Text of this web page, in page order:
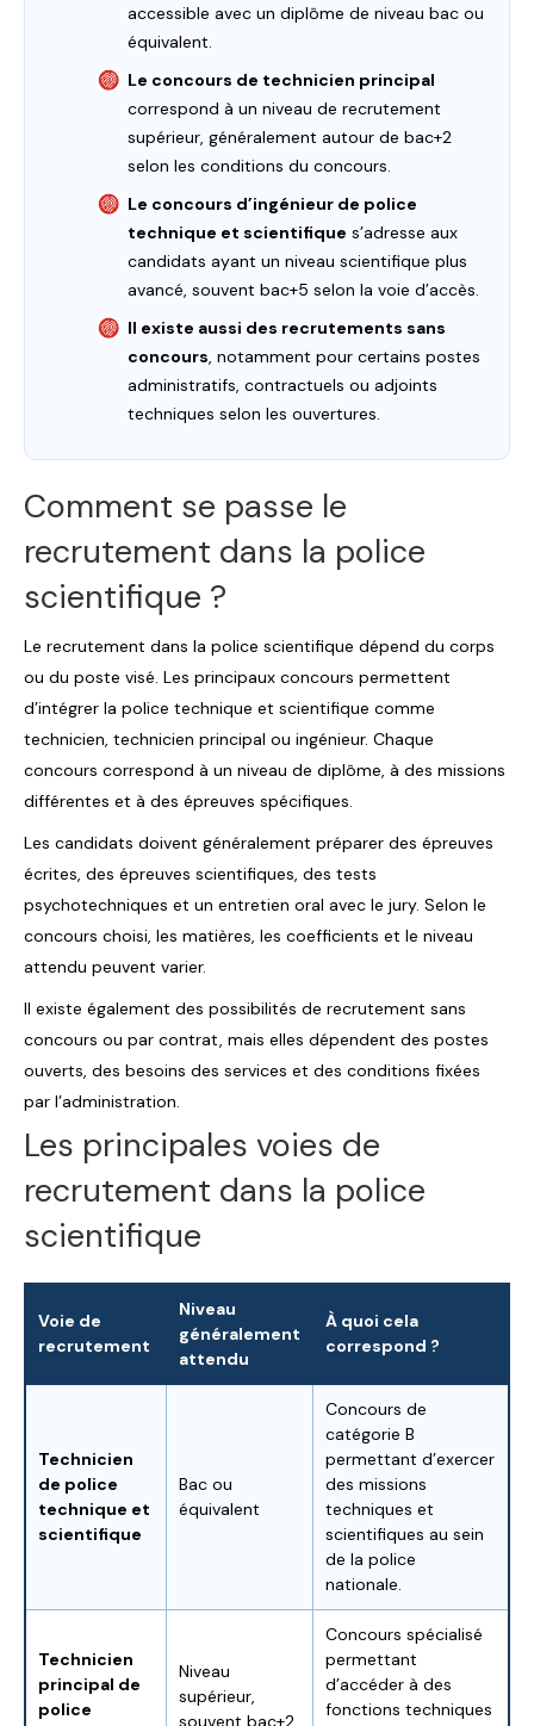
accessible avec un diplôme de niveau bac ou
équivalent.
Le concours de technicien principal
correspond à un niveau de recrutement
supérieur, généralement autour de bac+2
selon les conditions du concours.
Le concours d’ingénieur de police
technique et scientifique s’adresse aux
candidats ayant un niveau scientifique plus
avancé, souvent bac+5 selon la voie d’accès.
Il existe aussi des recrutements sans
concours, notamment pour certains postes
administratifs, contractuels ou adjoints
techniques selon les ouvertures.
Comment se passe le
recrutement dans la police
scientifique ?
Le recrutement dans la police scientifique dépend du corps
ou du poste visé. Les principaux concours permettent
d’intégrer la police technique et scientifique comme
technicien, technicien principal ou ingénieur. Chaque
concours correspond à un niveau de diplôme, à des missions
différentes et à des épreuves spécifiques.
Les candidats doivent généralement préparer des épreuves
écrites, des épreuves scientifiques, des tests
psychotechniques et un entretien oral avec le jury. Selon le
concours choisi, les matières, les coefficients et le niveau
attendu peuvent varier.
Il existe également des possibilités de recrutement sans
concours ou par contrat, mais elles dépendent des postes
ouverts, des besoins des services et des conditions fixées
par l’administration.
Les principales voies de
recrutement dans la police
scientifique
Voie de
recrutement
Niveau
généralement
attendu
À quoi cela
correspond ?
Technicien
de police
technique et
scientifique
Bac ou
équivalent
Concours de
catégorie B
permettant d’exercer
des missions
techniques et
scientifiques au sein
de la police
nationale.
Technicien
principal de
police
Niveau
supérieur,
souvent bac+2
Concours spécialisé
permettant
d’accéder à des
fonctions techniques